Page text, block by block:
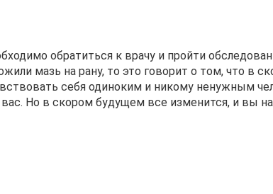
обратиться к врачу и пройти
мазь на рану, то это говорит о том, что в
себя одиноким и никому ненужным
Но в скором будущем все изменится, и вы